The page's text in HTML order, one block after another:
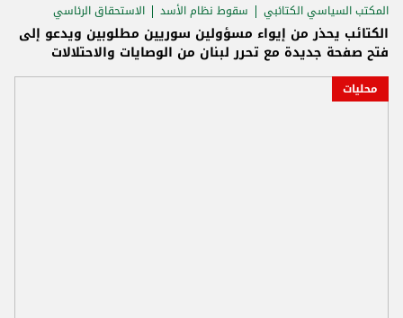
المكتب السياسي الكتائبي سقوط نظام الأسد الاستحقاق الرئاسي
الكتائب يحذر من إيواء مسؤولين سوريين مطلوبين ويدعو إلى
فتح صفحة جديدة مع تحرر لبنان من الوصايات والاحتلالات
محليات